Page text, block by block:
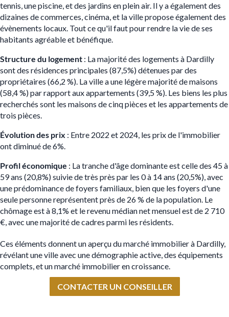
tennis, une piscine, et des jardins en plein air. Il y a également des
dizaines de commerces, cinéma, et la ville propose également des
évènements locaux. Tout ce qu'il faut pour rendre la vie de ses
habitants agréable et bénéfique.
Structure du logement : La majorité des logements à Dardilly
sont des résidences principales (87,5%) détenues par des
propriétaires (66,2 %). La ville a une légère majorité de maisons
(58,4 %) par rapport aux appartements (39,5 %). Les biens les plus
recherchés sont les maisons de cinq pièces et les appartements de
trois pièces.
Évolution des prix : Entre 2022 et 2024, les prix de l'immobilier
ont diminué de 6%​.
Profil économique : La tranche d'âge dominante est celle des 45 à
59 ans (20,8%) suivie de très près par les 0 à 14 ans (20,5%), avec
une prédominance de foyers familiaux, bien que les foyers d'une
seule personne représentent près de 26 % de la population. Le
chômage est à 8,1% et le revenu médian net mensuel est de 2 710
€, avec une majorité de cadres parmi les résidents.
Ces éléments donnent un aperçu du marché immobilier à Dardilly,
révélant une ville avec une démographie active, des équipements
complets, et un marché immobilier en croissance.
CONTACTER UN CONSEILLER